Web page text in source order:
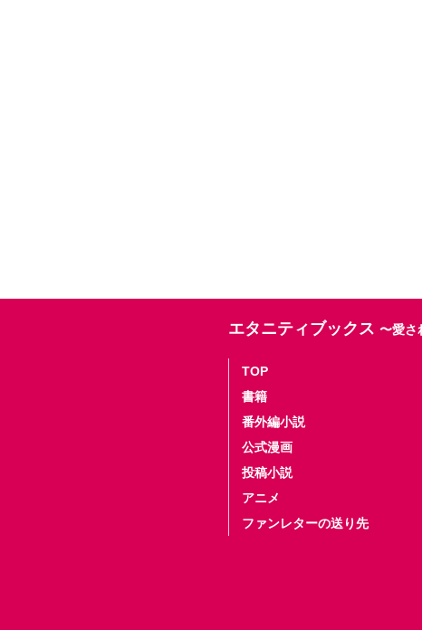
エタニティブックス 〜愛さ
TOP
書籍
番外編小説
公式漫画
投稿小説
アニメ
ファンレターの送り先